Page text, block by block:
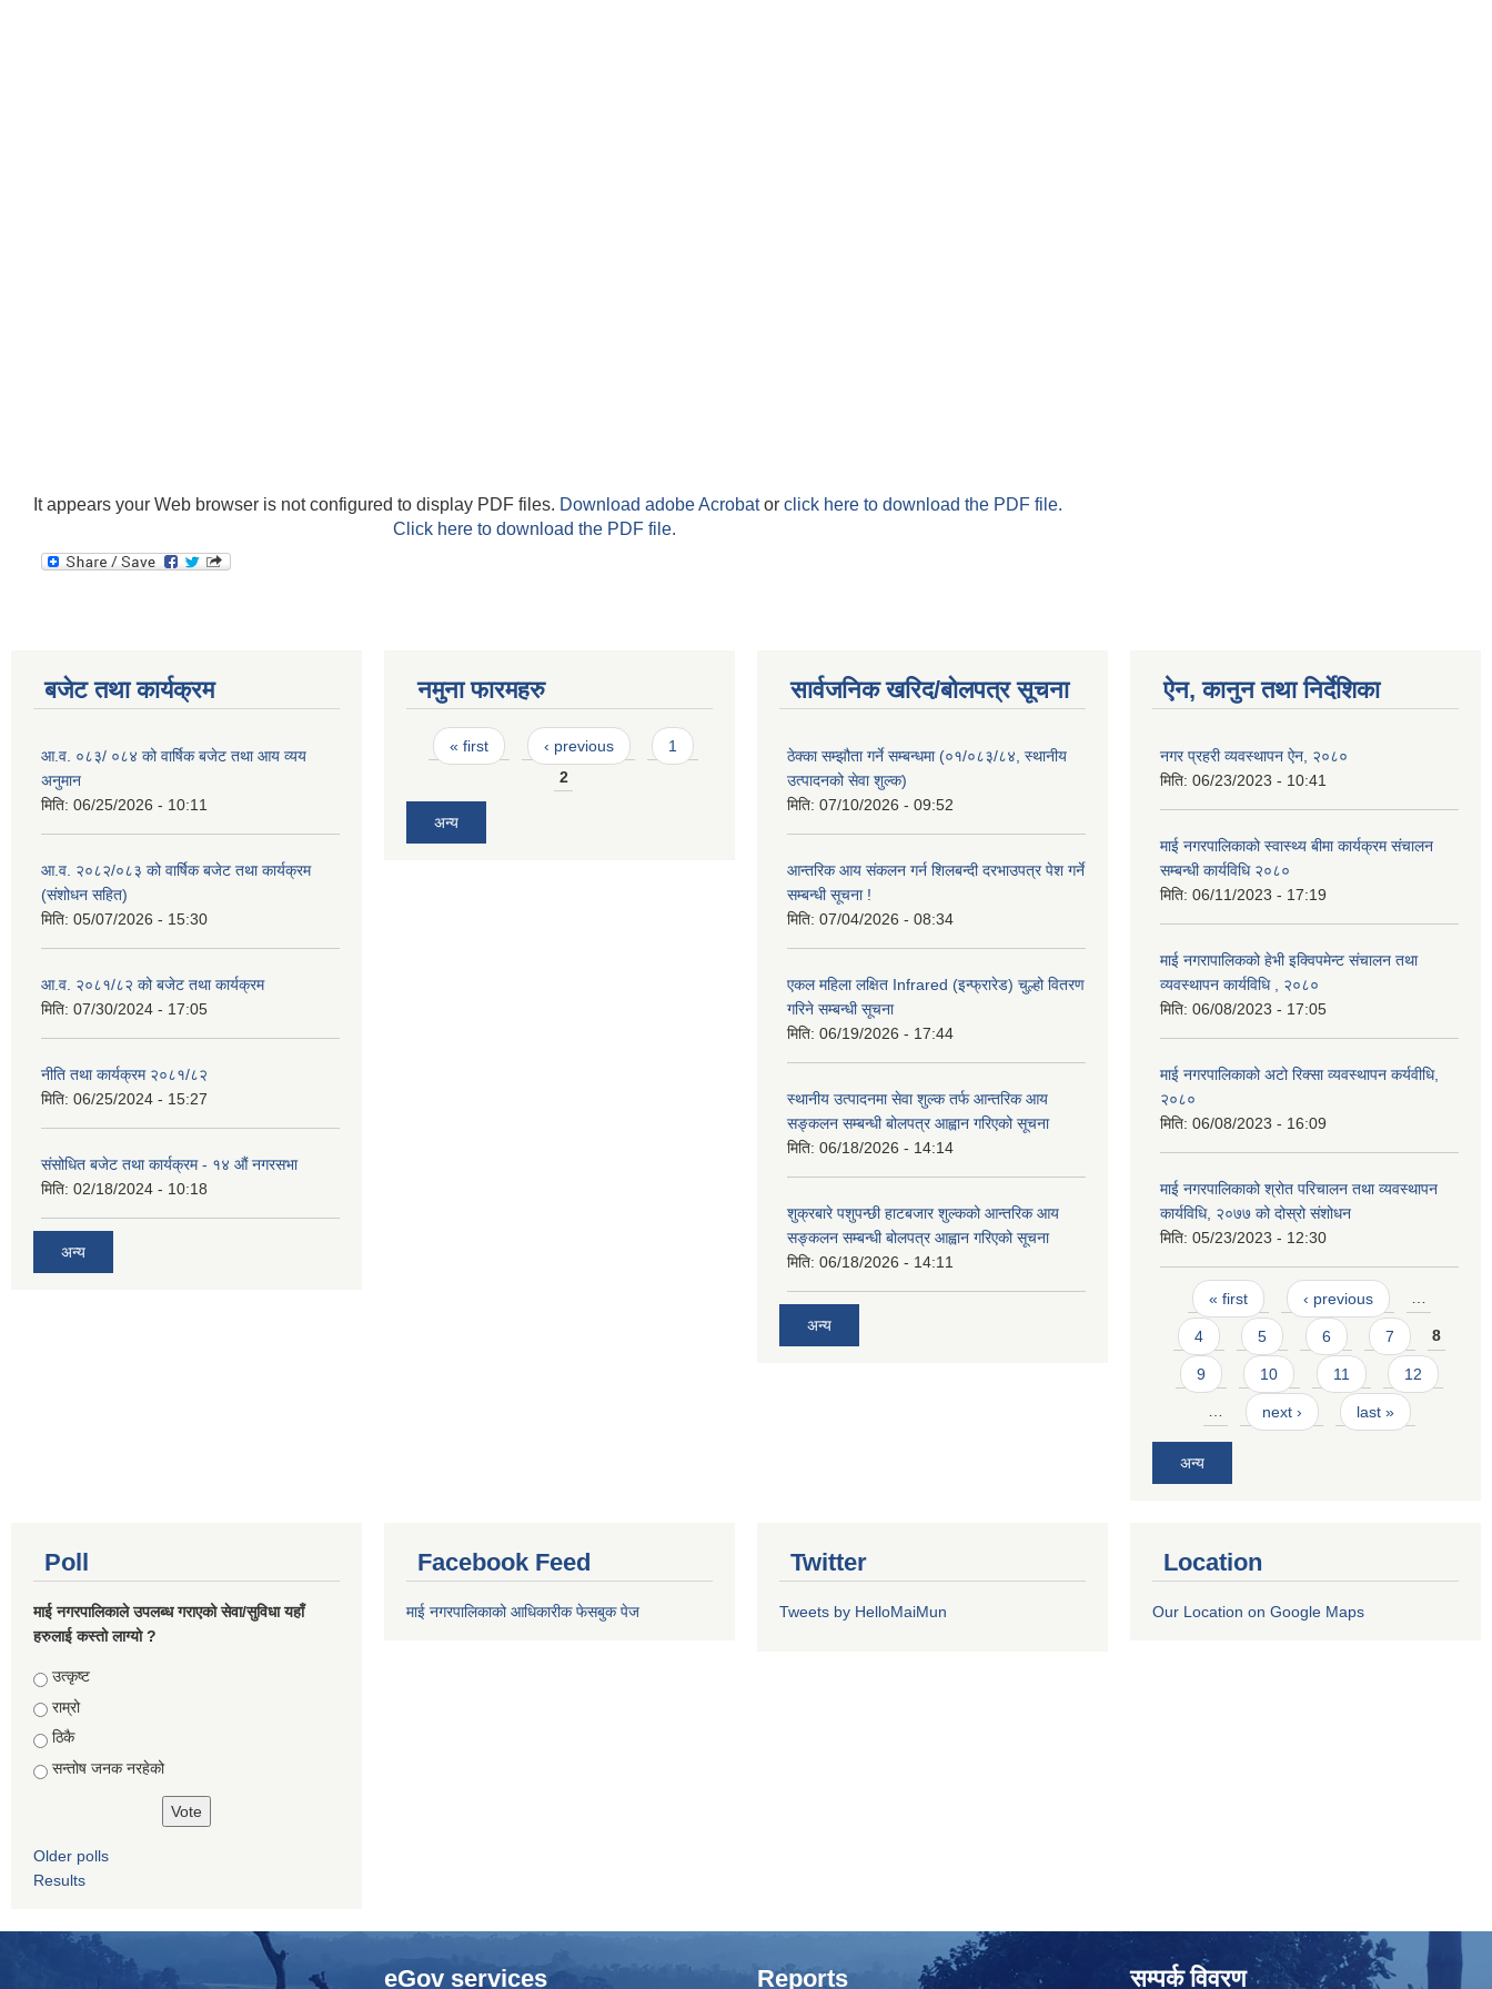
It appears your Web browser is not configured to display PDF files. Download adobe Acrobator click here to download the PDF file.
Click here to download the PDF file.
बजेट तथा कार्यक्रम
आ.व. ०८३/ ०८४ को वार्षिक बजेट तथा आय व्यय
अनुमान
मिति: 06/25/2026 - 10:11
आ.व. २०८२/०८३ को वार्षिक बजेट तथा कार्यक्रम
(संशोधन सहित)
मिति: 05/07/2026 - 15:30
आ.व. २०८१/८२ को बजेट तथा कार्यक्रम
मिति: 07/30/2024 - 17:05
नीति तथा कार्यक्रम २०८१/८२
मिति: 06/25/2024 - 15:27
संसोधित बजेट तथा कार्यक्रम - १४ औं नगरसभा
मिति: 02/18/2024 - 10:18
अन्य
नमुना फारमहरु
Pages
« first ‹ previous
1
2
अन्य
सार्वजनिक खरिद/बोलपत्र सूचना
ठेक्का सम्झौता गर्ने सम्बन्धमा (०१/०८३/८४, स्थानीय
उत्पादनको सेवा शुल्क)
मिति: 07/10/2026 - 09:52
आन्तरिक आय संकलन गर्न शिलबन्दी दरभाउपत्र पेश गर्ने
सम्बन्धी सूचना !
मिति: 07/04/2026 - 08:34
एकल महिला लक्षित Infrared (इन्फ्रारेड) चुल्हो वितरण
गरिने सम्बन्धी सूचना
मिति: 06/19/2026 - 17:44
स्थानीय उत्पादनमा सेवा शुल्क तर्फ आन्तरिक आय
सङ्कलन सम्बन्धी बोलपत्र आह्वान गरिएको सूचना
मिति: 06/18/2026 - 14:14
शुक्रबारे पशुपन्छी हाटबजार शुल्कको आन्तरिक आय
सङ्कलन सम्बन्धी बोलपत्र आह्वान गरिएको सूचना
मिति: 06/18/2026 - 14:11
अन्य
ऐन, कानुन तथा निर्देशिका
नगर प्रहरी व्यवस्थापन ऐन, २०८०
मिति: 06/23/2023 - 10:41
माई नगरपालिकाको स्वास्थ्य बीमा कार्यक्रम संचालन
सम्बन्धी कार्यविधि २०८०
मिति: 06/11/2023 - 17:19
माई नगरापालिकको हेभी इक्विपमेन्ट संचालन तथा
व्यवस्थापन कार्यविधि , २०८०
मिति: 06/08/2023 - 17:05
माई नगरपालिकाको अटो रिक्सा व्यवस्थापन कर्यवीधि,
२०८०
मिति: 06/08/2023 - 16:09
माई नगरपालिकाको श्रोत परिचालन तथा व्यवस्थापन
कार्यविधि, २०७७ को दोस्रो संशोधन
मिति: 05/23/2023 - 12:30
Pages
« first ‹ previous …
4 5 6 7 8
9 10 11 12
… next › last »
अन्य
Poll
माई नगरपालिकाले उपलब्ध गराएको सेवा/सुविधा यहाँ
हरुलाई कस्तो लाग्यो ?
Choices
उत्कृष्ट
राम्रो
ठिकै
सन्तोष जनक नरहेको
Older polls
Results
Facebook Feed
माई नगरपालिकाको आधिकारीक फेसबुक पेज
Twitter
Tweets by HelloMaiMun
Location
Our Location on Google Maps
eGov services Reports सम्पर्क विवरण